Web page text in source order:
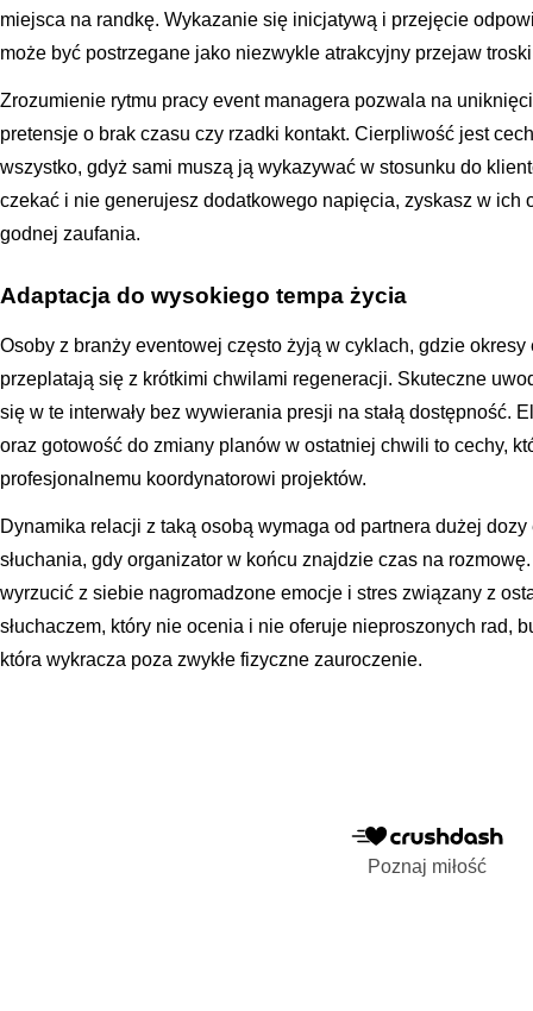
miejsca na randkę. Wykazanie się inicjatywą i przejęcie
może być postrzegane jako niezwykle atrakcyjny przejaw
Zrozumienie rytmu pracy event managera pozwala na
pretensje o brak czasu czy rzadki kontakt. Cierpliwość jest
wszystko, gdyż sami muszą ją wykazywać w stosunku do
czekać i nie generujesz dodatkowego napięcia, zyskasz w ich
godnej zaufania.
Adaptacja do wysokiego tempa życia
Osoby z branży eventowej często żyją w cyklach, gdzie
przeplatają się z krótkimi chwilami regeneracji. Skuteczne
się w te interwały bez wywierania presji na stałą dostępność.
oraz gotowość do zmiany planów w ostatniej chwili to cechy,
profesjonalnemu koordynatorowi projektów.
Dynamika relacji z taką osobą wymaga od partnera dużej
słuchania, gdy organizator w końcu znajdzie czas na
wyrzucić z siebie nagromadzone emocje i stres związany z
słuchaczem, który nie ocenia i nie oferuje nieproszonych rad,
która wykracza poza zwykłe fizyczne zauroczenie.
Poznaj miłość